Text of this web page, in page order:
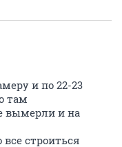
и по 22-23
там
вымерли и на
все строиться